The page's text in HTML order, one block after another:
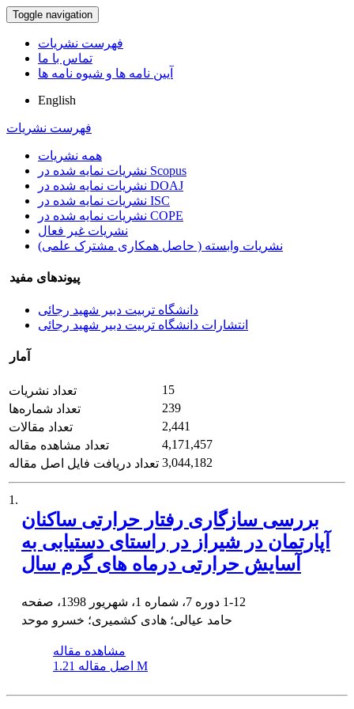
Toggle navigation
فهرست نشریات
تماس با ما
آیین نامه ها و شیوه نامه ها
English
فهرست نشریات
همه نشریات
نشریات نمایه شده در Scopus
نشریات نمایه شده در DOAJ
نشریات نمایه شده در ISC
نشریات نمایه شده در COPE
نشریات غیر فعال
نشریات وابسته ( حاصل همکاری مشترک علمی)
پیوندهای مفید
دانشگاه تربیت دبیر شهید رجائی
انتشارات دانشگاه تربیت دبیر شهید رجائی
آمار
تعداد نشریات
15
تعداد شماره‌ها
239
تعداد مقالات
2,441
تعداد مشاهده مقاله
4,171,457
تعداد دریافت فایل اصل مقاله 3,044,182
1.
بررسی سازگاری رفتار حرارتی ساکنان
آپارتمان در شیراز در راستای دستیابی به
آسایش حرارتی درماه های گرم سال
1-12
حامد عیالی؛ هادی کشمیری؛ خسرو موحد
مشاهده مقاله
اصل مقاله 1.21 M